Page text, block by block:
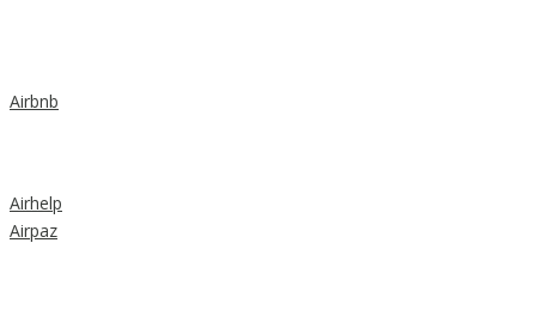
Airbnb
Airhelp
Airpaz